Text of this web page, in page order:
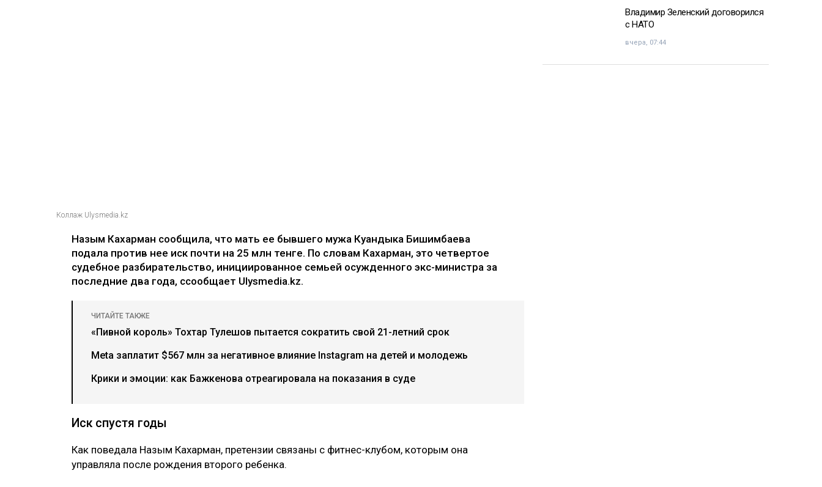
Коллаж Ulysmedia.kz
Назым Кахарман сообщила, что мать ее бывшего мужа Куандыка Бишимбаева
подала против нее иск почти на 25 млн тенге. По словам Кахарман, это четвертое
судебное разбирательство, инициированное семьей осужденного экс-министра за
последние два года, ссообщает Ulysmedia.kz.
ЧИТАЙТЕ ТАКЖЕ
«Пивной король» Тохтар Тулешов пытается сократить свой 21-летний срок
Meta заплатит $567 млн за негативное влияние Instagram на детей и молодежь
Крики и эмоции: как Бажкенова отреагировала на показания в суде
Иск спустя годы
Как поведала Назым Кахарман, претензии связаны с фитнес-клубом, которым она
управляла после рождения второго ребенка.
Владимир Зеленский договорился
с НАТО
вчера, 07:44